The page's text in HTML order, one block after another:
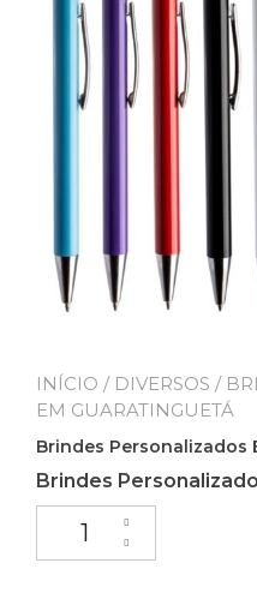
INÍCIO / DIVERSOS /
EM GUARATINGUETÁ
Brindes Personalizados
Brindes